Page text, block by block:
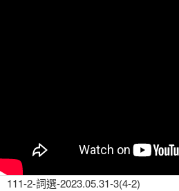
111-2-詞選-2023.05.31-3(4-2)